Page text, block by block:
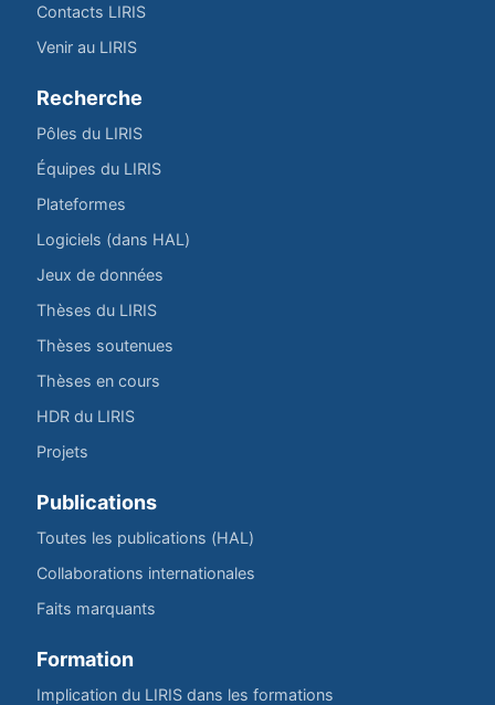
Contacts LIRIS
Venir au LIRIS
Recherche
Pôles du LIRIS
Équipes du LIRIS
Plateformes
Logiciels (dans HAL)
Jeux de données
Thèses du LIRIS
Thèses soutenues
Thèses en cours
HDR du LIRIS
Projets
Publications
Toutes les publications (HAL)
Collaborations internationales
Faits marquants
Formation
Implication du LIRIS dans les formations